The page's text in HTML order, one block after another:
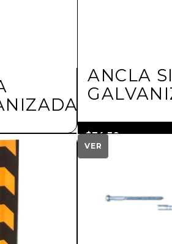
ANCLA
$34.50 más IVA
VER